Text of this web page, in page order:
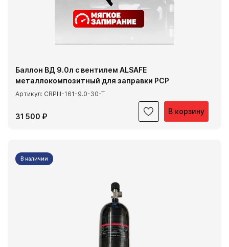
В корзину
Баллон ВД 9.0л с вентилем ALSAFE
металлокомпозитный для заправки PCP
Артикул: CRPIII-161-9.0-30-T
31 500 ₽
В наличии